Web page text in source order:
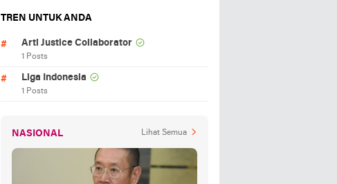
TREN UNTUK ANDA
Arti Justice Collaborator
1 Posts
Liga Indonesia
1 Posts
NASIONAL Lihat Semua